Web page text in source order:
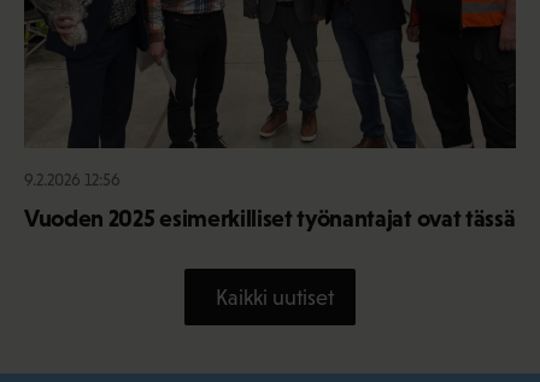
9.2.2026 12:56
Vuoden 2025 esimerkilliset työnantajat ovat tässä
Kaikki uutiset